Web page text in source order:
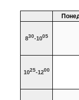
830-1005
1025-1200